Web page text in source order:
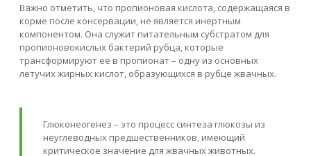
Важно отметить, что пропионовая кислота, содержащаяся в
корме после консервации, не является инертным
компонентом. Она служит питательным субстратом для
пропионовокислых бактерий рубца, которые
трансформируют ее в пропионат – одну из основных
летучих жирных кислот, образующихся в рубце жвачных.
Глюконеогенез – это процесс синтеза глюкозы из
неуглеводных предшественников, имеющий
критическое значение для жвачных животных.